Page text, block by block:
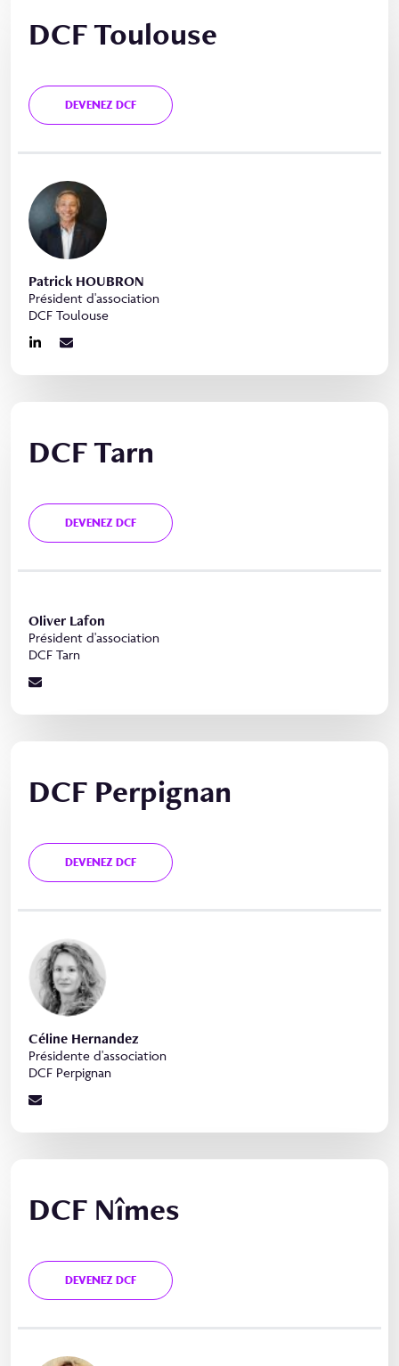
DCF Toulouse
DEVENEZ DCF
Patrick HOUBRON
Président d'association
DCF Toulouse
DCF Tarn
DEVENEZ DCF
Oliver Lafon
Président d'association
DCF Tarn
DCF Perpignan
DEVENEZ DCF
Céline Hernandez
Présidente d'association
DCF Perpignan
DCF Nîmes
DEVENEZ DCF